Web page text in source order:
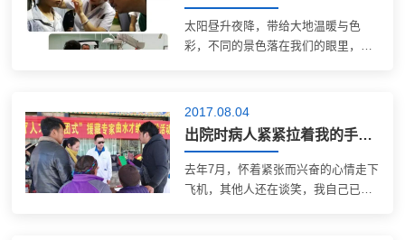
太阳昼升夜降，带给大地温暖与色
彩，不同的景色落在我们的眼里，勾
明，是上帝给我们最好的馈赠。 有这
样一些人，长期在黑暗中摸索，不曾
欣赏世界的...
2017.08.04
出院时病人紧紧拉着我的手放到她的额头
去年7月，怀着紧张而兴奋的心情走下
飞机，其他人还在谈笑，我自己已经